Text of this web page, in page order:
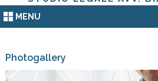
MENU
Photogallery